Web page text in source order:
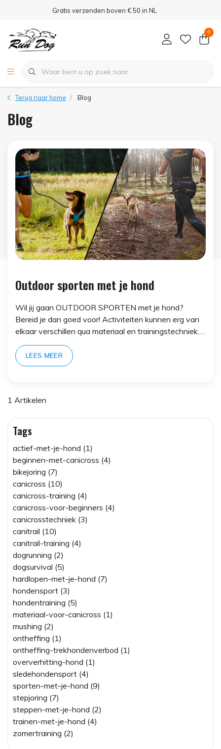
Gratis verzenden boven € 50 in NL
0
Terug naar home Blog
Blog
Outdoor sporten met je hond
Wil jij gaan OUTDOOR SPORTEN met je hond?
Bereid je dan goed voor! Activiteiten kunnen erg van
elkaar verschillen qua materiaal en trainingstechniek.
Vind hier alle info over de verschillen én
overeenkomsten!
LEES MEER
1 Artikelen
Tags
actief-met-je-hond (1)
beginnen-met-canicross (4)
bikejoring (7)
canicross (10)
canicross-training (4)
canicross-voor-beginners (4)
canicrosstechniek (3)
canitrail (10)
canitrail-training (4)
dogrunning (2)
dogsurvival (5)
hardlopen-met-je-hond (7)
hondensport (3)
hondentraining (5)
materiaal-voor-canicross (1)
mushing (2)
ontheffing (1)
ontheffing-trekhondenverbod (1)
oververhitting-hond (1)
sledehondensport (4)
sporten-met-je-hond (9)
stepjoring (7)
steppen-met-je-hond (2)
trainen-met-je-hond (4)
zomertraining (2)